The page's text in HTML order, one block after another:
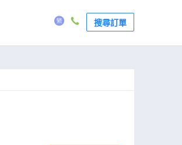
搜尋訂單